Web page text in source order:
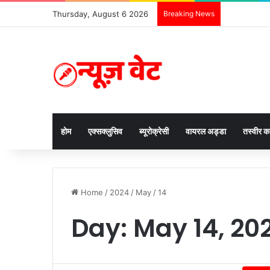
Thursday, August 6 2026 Breaking News
होम एक्सक्लुसिव ब्यूरोक्रेसी वायरल अड्डा तस्वीर
Home / 2024 / May /14
Day: May 14,